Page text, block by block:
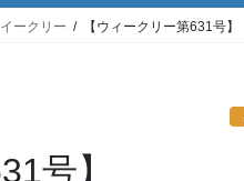
ークリー 【ウィークリー第631号】
号】